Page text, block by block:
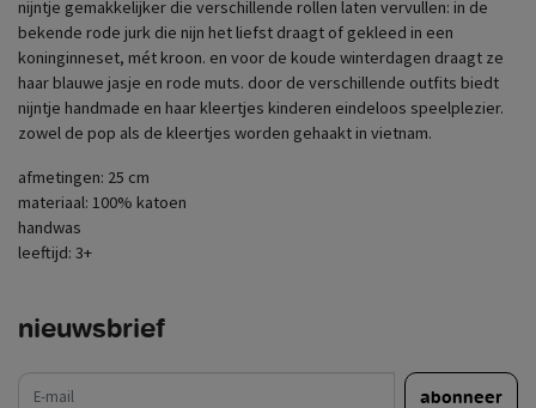
nijntje gemakkelijker die verschillende rollen laten vervullen: in de
bekende rode jurk die nijn het liefst draagt of gekleed in een
koninginneset, mét kroon. en voor de koude winterdagen draagt ze
haar blauwe jasje en rode muts. door de verschillende outfits biedt
nijntje handmade en haar kleertjes kinderen eindeloos speelplezier.
zowel de pop als de kleertjes worden gehaakt in vietnam.
afmetingen: 25 cm
materiaal: 100% katoen
handwas
leeftijd: 3+
nieuwsbrief
abonneer